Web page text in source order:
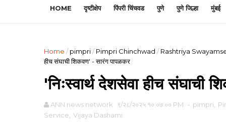
HOME दृष्टीक्षेप पिंपरी चिंचवड पुणे पुणे जिल्हा मुंबई
Home / pimpri/ Pimpri Chinchwad / Rashtriya
हीच संघाची शिकवण' - सारंग पापळकर
'निःस्वार्थ देशसेवा हीच संघाची
ANN news network ९/२८/२०२५ १०:०७:०० PM - pimpri
Service Vijaya Dashami